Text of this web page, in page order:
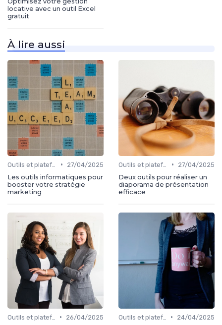
locative avec un outil Excel
gratuit
À lire aussi
•
27/04/2025
Les outils informatiques pour
booster votre stratégie
marketing
•
27/04/2025
Deux outils pour réaliser un
diaporama de présentation
efficace
•
26/04/2025
•
24/04/2025